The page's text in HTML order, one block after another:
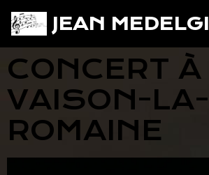
JEAN MEDELGI
CONCERT À
VAISON-LA-
ROMAINE